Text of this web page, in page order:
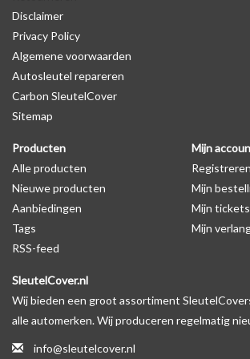
behuizing wel zichtbaar is. U kunt dit zelf nagaan
productfoto te kijken of er een logo zichtbaar is.
Levering
Voor 16:00 besteld = Dezelfde dag verzonden
Verzending naar België: 1/3 werkdagen
Specificaties
Merk: SleutelCover
Geschikt voor: Toyota
Gewicht: 20g
Materiaal: Siliconen
Geschikt voor o.a. de volgende modellen:
* Afhankelijk van het bouwjaar
voorbeeld in de productfoto's
Disclaimer
Privacy Policy
Algemene voorwaarden
Autosleutel repareren
Carbon SleutelCover
Sitemap
Producten
Alle producten
Nieuwe producten
Aanbiedingen
Tags
RSS-feed
Mijn
Registreren
Mijn
Mijn tickets
Mijn
SleutelCover.nl
Wij bieden een groot assortiment
alle automerken. Wij produceren regelmatig
info@sleutelcover.nl